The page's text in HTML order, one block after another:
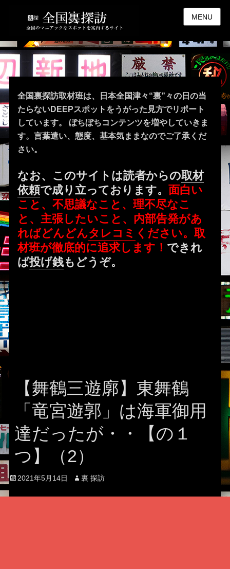
MENU
全国裏探訪取材班は、日本全国津々“裏”々の日の当
たらないDEEPスポットをうがった見方でリポート
しています。 ぼちぼちコンテンツを増やしていきま
す。言葉遣い、態度、基本気ままなのでご了承くだ
さい。
なお、このサイトは読者からの取材
依頼で成り立っております。面白い
こと、不思議なこと、理不尽なこ
と、主張したいこと、内部告発があ
ればどんどんタレコミ ください。取
材班が徹底的に追求します！ できれ
ば投げ銭もどうぞ。
【舞鶴三遊廓】東舞鶴
「竜宮遊郭」は海軍御用
達だったが・・【の１
つ】（2）
Posted
on
2021年5月14日 Author
裏 探訪